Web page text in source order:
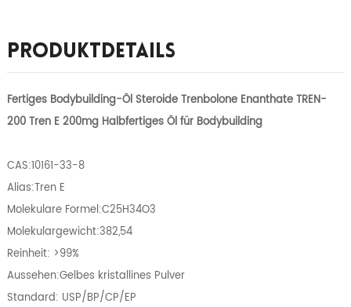
Produktdetails
Fertiges Bodybuilding-Öl Steroide Trenbolone Enanthate TREN-
200 Tren E 200mg Halbfertiges Öl für Bodybuilding
CAS:10161-33-8
Alias:Tren E
Molekulare Formel:C25H34O3
Molekulargewicht:382,54
Reinheit: >99%
Aussehen:Gelbes kristallines Pulver
Standard: USP/BP/CP/EP